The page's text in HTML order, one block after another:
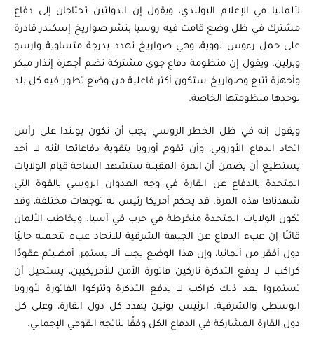
لألمانيا في الإعلام البولندي، ويقول إن الدولتين تحتاجان إلى دفاع
مشترك في ظل وضع قامت فيه روسيا بنشر صواريخ إسكندر قادرة
على حمل رءوس نووية، وهي صواريخ تهدد بدرجة متساوية وارسو
وبرلين. ويقول إن منظومة دفاع جوي مشتركة تضم أجهزة إنذار مبكر
وأجهزة تتبع وصواريخ ستكون أكثر فاعلية من وضع تطور فيه كل بلد
لوحدها منظومتها الخاصة.
ويقول إنه في ظل الخطر الروسي يجب أن تكون بولندا على رأس
اتحاد الدفاع الأوروبي، وأن تقوم أوروبا بتقوية دفاعاتها لأنه لا أحد
يستطيع أن يضمن أن المرة المقبلة ستشهد الساحة قيام الولايات
المتحدة بالدفاع عن القارة في وجه العدوان الروسي بالقوة التي
شهدناها هذه المرة. قد يحكم أمريكا رئيس له توجهات مختلفة، وقد
تكون الولايات المتحدة منخرطة في حرب في آسيا. ويخاطب الألمان
قائلًا إن عبء الدفاع عن الجبهة الشرقية للاتحاد عبء تتحمله حاليًا
دول أفقر من ألمانيا، وإن هذا الوضع يجب ألا يستمر، أمضيتم عقودًا
كراكب لا يدفع التذكرة تاركين فاتورة الأمن للأمريكيين، يستحيل أن
تستمروا بعد ذلك كراكب لا يدفع التذكرة وتتركوا الفاتورة لأوروبا
الوسطى والشرقية. الرئيس بوتين يهدد كل دول القارة، وعلى كل
دول القارة المشاركة في الدفاع الكل وفقًا لناتجه القومي الإجمالي.